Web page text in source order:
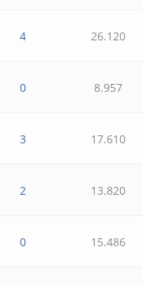
4 26.120
0 8.957
3 17.610
2 13.820
0 15.486